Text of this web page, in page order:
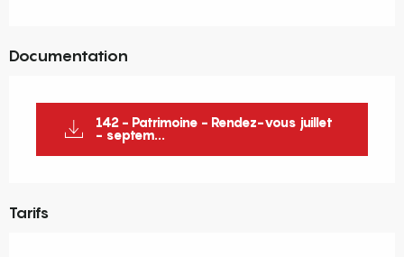
Documentation
142 - Patrimoine - Rendez-vous juillet
- septem...
Tarifs